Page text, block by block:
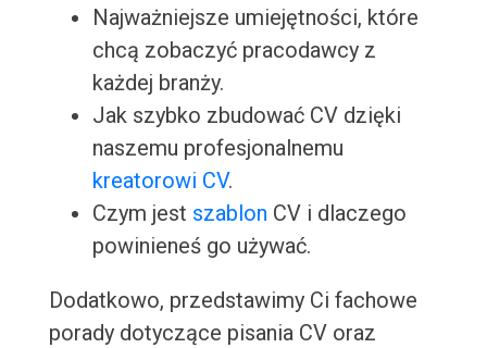
Najważniejsze umiejętności, które
chcą zobaczyć pracodawcy z
każdej branży.
Jak szybko zbudować CV dzięki
naszemu profesjonalnemu
kreatorowi CV.
Czym jest szablon CV i dlaczego
powinieneś go używać.
Dodatkowo, przedstawimy Ci fachowe
porady dotyczące pisania CV oraz